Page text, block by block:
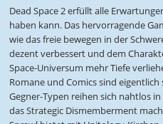
Dead Space 2 erfüllt alle
haben kann. Das hervorragende
wie das freie bewegen in der
dezent verbessert und dem
Space-Universum mehr Tiefe
Romane und Comics sind
Gegner-Typen reihen sich nahtlos
das Strategic Dismemberment